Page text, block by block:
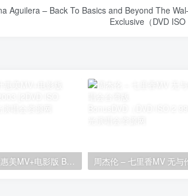
Aguilera – Back To Basics and Beyond The
Exclusive（DVD ISO
周杰伦 – 叶惠美MV+电影版 Bonus DVD 2003 [2DVD ISO 5.74GB]